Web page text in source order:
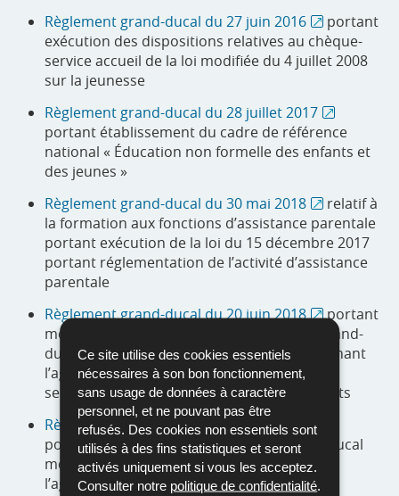
Ce site utilise des cookies essentiels
nécessaires à son bon fonctionnement,
sans usage de données à caractère
personnel, et ne pouvant pas être
refusés. Des cookies non essentiels sont
utilisés à des fins statistiques et seront
activés uniquement si vous les acceptez.
Consulter notre politique de confidentialité
Règlement grand-ducal du 27 juin 2016
portant
exécution des dispositions relatives au chèque-
service accueil de la loi modifiée du 4 juillet 2008
sur la jeunesse
Règlement grand-ducal du 28 juillet 2017
portant établissement du cadre de référence
national « Éducation non formelle des enfants et
des jeunes »
Règlement grand-ducal du 30 mai 2018
relatif à
la formation aux fonctions d’assistance parentale
portant exécution de la loi du 15 décembre 2017
portant réglementation de l’activité d’assistance
parentale
Règlement grand-ducal du 20 juin 2018
portant
modification de l’article 23 du règlement grand-
ducal modifié du 14 novembre 2013 concernant
l’agrément à accorder aux gestionnaires de
services d’éducation et d’accueil pour enfants
Règlement grand-ducal du 21 août 2018
portant modification du règlement grand-ducal
modifié du 14 novembre 2013 concernant
l’agrément à accorder aux gestionnaires de